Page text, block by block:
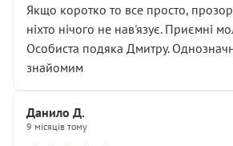
Якщо коротко то все просто,
ніхто нічого не нав'язує. Приємні
Особиста подяка Дмитру.
знайомим
Данило Д.
9 місяців тому